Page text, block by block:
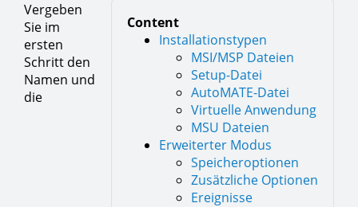
Content
Installationstypen
MSI/MSP Dateien
Setup-Datei
AutoMATE-Datei
Virtuelle Anwendung
MSU Dateien
Erweiterter Modus
Speicheroptionen
Zusätzliche Optionen
Ereignisse
Vergeben
Sie im
ersten
Schritt den
Namen und
die